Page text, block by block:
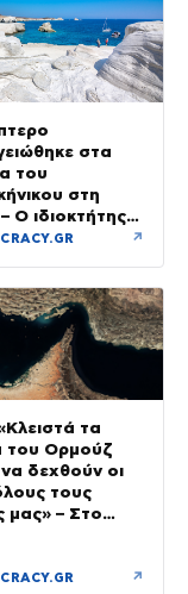
στα
του
στη
Ο ιδιοκτήτης
για μπάνιο
↗
τα
του Ορμούζ
να δεχθούν οι
τους
μας» – Στο
↗